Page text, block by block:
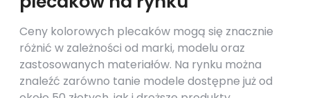
Ceny kolorowych plecaków mogą się znacznie
różnić w zależności od marki, modelu oraz
zastosowanych materiałów. Na rynku można
znaleźć zarówno tanie modele dostępne już od